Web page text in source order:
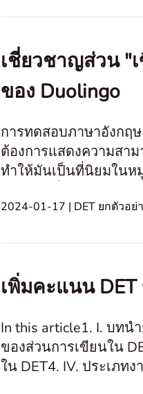
เชี่ยวชาญส่วน "
ของ Duolingo
การทดสอบภาษาอังกฤ
ต้องการแสดงความสา
ทำให้มันเป็นที่นิยมในห
2024-01-17 | DET ยกตัวอย่
เพิ่มคะแนน
In this article1. I. บทน
ของส่วนการเขียนใน
ใน DET4. IV. ประเภท